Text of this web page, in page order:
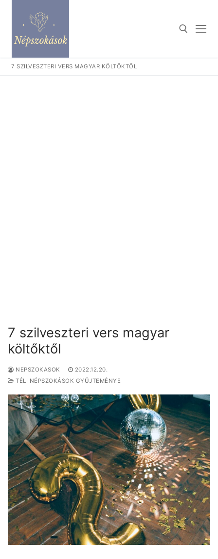
tartalomra
Keresése:
7 SZILVESZTERI VERS MAGYAR KÖLTŐKTŐL
7 szilveszteri vers magyar
költőktől
NEPSZOKASOK
2022.12.20.
TÉLI NÉPSZOKÁSOK GYŰJTEMÉNYE